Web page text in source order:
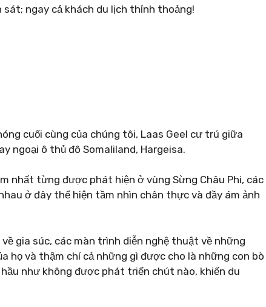
ngay cả khách du lịch thỉnh thoảng!
cuối cùng của chúng tôi, Laas Geel cư trú giữa
ngoại ô thủ đô Somaliland, Hargeisa.
nhất từng được phát hiện ở vùng Sừng Châu Phi, các
ở đây thể hiện tầm nhìn chân thực và đầy ám ảnh
gia súc, các màn trình diễn nghệ thuật về những
họ và thậm chí cả những gì được cho là những con bò
như không được phát triển chút nào, khiến du